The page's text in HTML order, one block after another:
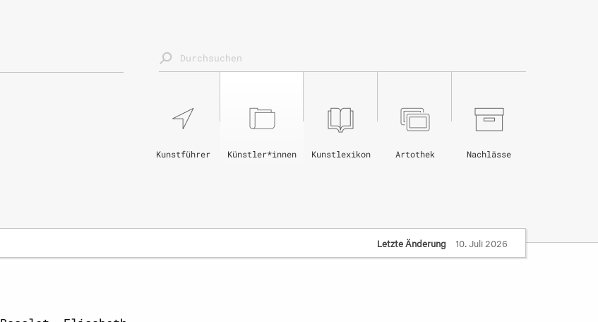
Nachlässe
Artothek
Kunstlexikon
Künstler*innen
Kunstführer
Letzte Änderung 10. Juli 2026